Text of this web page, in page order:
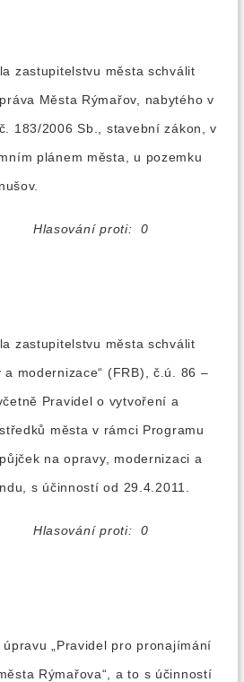
zastupitelstvu města schválit
Města Rýmařov, nabytého v
183/2006 Sb., stavební zákon, v
plánem města, u pozemku
6 Hlasování proti: 0
zastupitelstvu města schválit
modernizace“ (FRB), č.ú. 86 –
Pravidel o vytvoření a
města v rámci Programu
na opravy, modernizaci a
s účinností od 29.4.2011.
6 Hlasování proti: 0
„Pravidel pro pronajímání
Rýmařova“, a to s účinností